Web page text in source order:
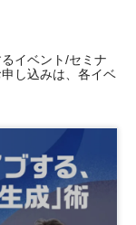
イベント/セミナ
し込みは、各イベ